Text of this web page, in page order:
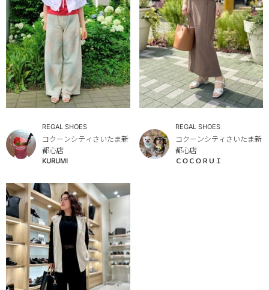
REGAL SHOES
コクーンシティさいたま新
都心店
KURUMI
REGAL SHOES
コクーンシティさいたま新
都心店
ＣＯＣＯＲＵＩ